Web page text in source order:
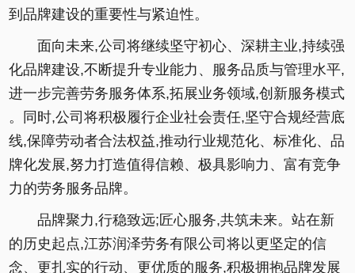
到品牌建设的重要性与紧迫性。
面向未来,公司将继续坚守初心、深耕主业,持续强
化品牌建设,不断提升专业能力、服务品质与管理水平,
进一步完善劳务服务体系,拓展业务领域,创新服务模式
。同时,公司将积极履行企业社会责任,坚守合规经营底
线,保障劳动者合法权益,推动行业规范化、标准化、品
牌化发展,努力打造值得信赖、极具影响力、富有竞争
力的劳务服务品牌。
品牌聚力,行稳致远;匠心服务,共筑未来。站在新
的历史起点,江苏润泽劳务有限公司将以更坚定的信
念、更扎实的行动、更优质的服务,积极拥抱品牌发展